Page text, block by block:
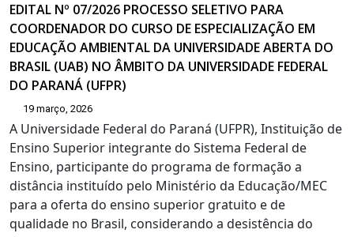
EDITAL Nº 07/2026 PROCESSO SELETIVO PARA
COORDENADOR DO CURSO DE ESPECIALIZAÇÃO EM
EDUCAÇÃO AMBIENTAL DA UNIVERSIDADE ABERTA DO
BRASIL (UAB) NO ÂMBITO DA UNIVERSIDADE FEDERAL
DO PARANÁ (UFPR)
19 março, 2026
A Universidade Federal do Paraná (UFPR), Instituição de
Ensino Superior integrante do Sistema Federal de
Ensino, participante do programa de formação a
distância instituído pelo Ministério da Educação/MEC
para a oferta do ensino superior gratuito e de
qualidade no Brasil, considerando a desistência do